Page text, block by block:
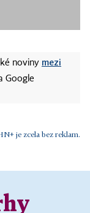
noviny mezi
Google
je zcela bez reklam.